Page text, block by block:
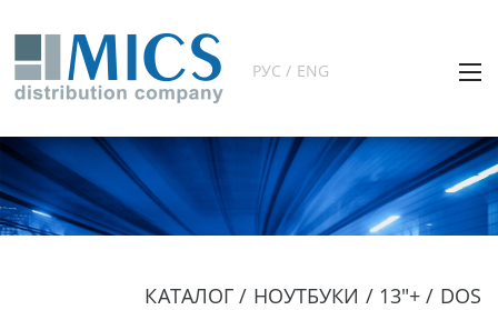
РУС / ENG
КАТАЛОГ / НОУТБУКИ / 13"+ / DOS